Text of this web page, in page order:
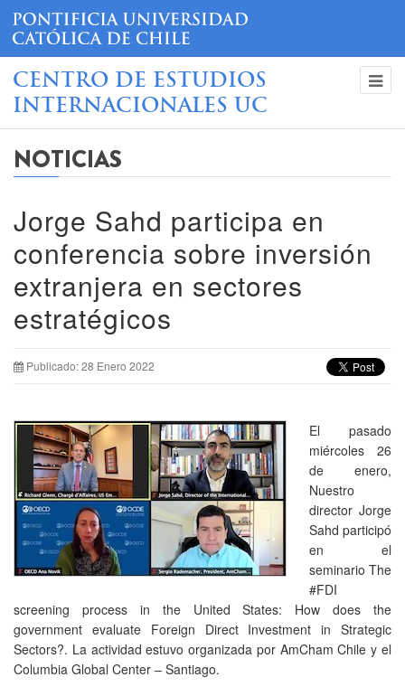
CENTRO DE ESTUDIOS
INTERNACIONALES UC
NOTICIAS
Jorge Sahd participa en
conferencia sobre inversión
extranjera en sectores
estratégicos
Publicado: 28 Enero 2022
El pasado
miércoles 26
de enero,
Nuestro
director Jorge
Sahd participó
en el
seminario The
#FDI
screening process in the United States: How does the
government evaluate Foreign Direct Investment in Strategic
Sectors?. La actividad estuvo organizada por AmCham Chile y el
Columbia Global Center – Santiago.